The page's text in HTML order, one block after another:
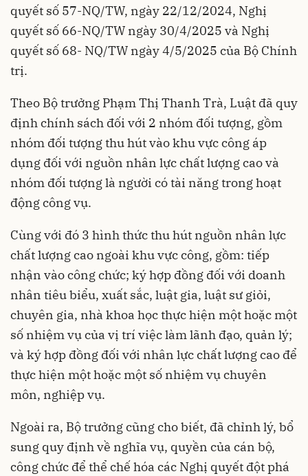
quyết số 57-NQ/TW, ngày 22/12/2024, Nghị
quyết số 66-NQ/TW ngày 30/4/2025 và Nghị
quyết số 68- NQ/TW ngày 4/5/2025 của Bộ Chính
trị.
Theo Bộ trưởng Phạm Thị Thanh Trà, Luật đã quy
định chính sách đối với 2 nhóm đối tượng, gồm
nhóm đối tượng thu hút vào khu vực công áp
dụng đối với nguồn nhân lực chất lượng cao và
nhóm đối tượng là người có tài năng trong hoạt
động công vụ.
Cùng với đó 3 hình thức thu hút nguồn nhân lực
chất lượng cao ngoài khu vực công, gồm: tiếp
nhận vào công chức; ký hợp đồng đối với doanh
nhân tiêu biểu, xuất sắc, luật gia, luật sư giỏi,
chuyên gia, nhà khoa học thực hiện một hoặc một
số nhiệm vụ của vị trí việc làm lãnh đạo, quản lý;
và ký hợp đồng đối với nhân lực chất lượng cao để
thực hiện một hoặc một số nhiệm vụ chuyên
môn, nghiệp vụ.
Ngoài ra, Bộ trưởng cũng cho biết, đã chỉnh lý, bổ
sung quy định về nghĩa vụ, quyền của cán bộ,
công chức để thể chế hóa các Nghị quyết đột phá